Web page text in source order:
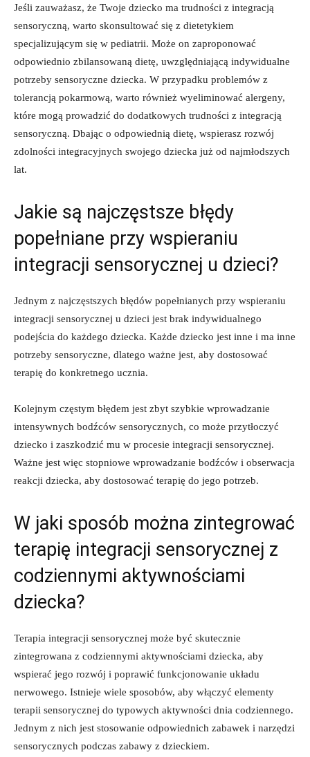
Jeśli⁣ zauważasz,‌ że Twoje dziecko ma trudności z integracją
sensoryczną, warto skonsultować się z dietetykiem
specjalizującym ⁢się w pediatrii.​ Może on zaproponować
⁣odpowiednio zbilansowaną dietę, uwzględniającą indywidualne​
potrzeby sensoryczne ⁣dziecka. ⁤W ⁢przypadku problemów z⁣
tolerancją pokarmową, ‌warto również ‌wyeliminować alergeny,
które mogą prowadzić do dodatkowych trudności z integracją‍
sensoryczną.⁢ Dbając o odpowiednią⁤ dietę,⁣ wspierasz ⁢rozwój‍
zdolności integracyjnych swojego ‌dziecka​ już ‍od najmłodszych
lat.
Jakie są najczęstsze błędy
popełniane przy wspieraniu
integracji sensorycznej u⁣ dzieci?
Jednym ​z najczęstszych błędów popełnianych przy wspieraniu
integracji sensorycznej u⁤ dzieci jest brak ⁤indywidualnego
podejścia do każdego ⁢dziecka. Każde dziecko⁤ jest‍ inne i ⁢ma inne⁣
potrzeby sensoryczne, ‌dlatego⁣ ważne jest, aby dostosować
terapię‍ do konkretnego ucznia.
Kolejnym częstym błędem jest ⁣zbyt szybkie wprowadzanie
intensywnych bodźców sensorycznych, co może przytłoczyć ​
dziecko ⁤i zaszkodzić mu w procesie integracji ⁢sensorycznej.
Ważne⁢ jest więc stopniowe wprowadzanie bodźców i obserwacja
reakcji dziecka, aby dostosować⁤ terapię ​do jego potrzeb.
W jaki sposób ⁤można zintegrować
⁤terapię integracji sensorycznej ‌z
codziennymi ‌aktywnościami
dziecka?
Terapia integracji sensorycznej ⁣może być‌ skutecznie
zintegrowana z codziennymi aktywnościami dziecka, aby
wspierać‍ jego ‍rozwój‌ i ⁤poprawić ⁢funkcjonowanie układu
nerwowego. ‍Istnieje ⁤wiele ⁤sposobów, ⁤aby włączyć elementy
terapii sensorycznej do ⁤typowych‍ aktywności dnia‍ codziennego.
Jednym z ⁢nich jest stosowanie odpowiednich zabawek i narzędzi
sensorycznych‌ podczas ⁢zabawy z dzieckiem.